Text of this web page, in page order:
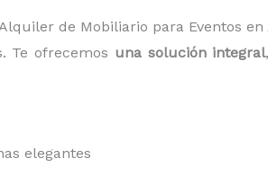
de Mobiliario para Eventos
Te ofrecemos una solución integral
elegantes